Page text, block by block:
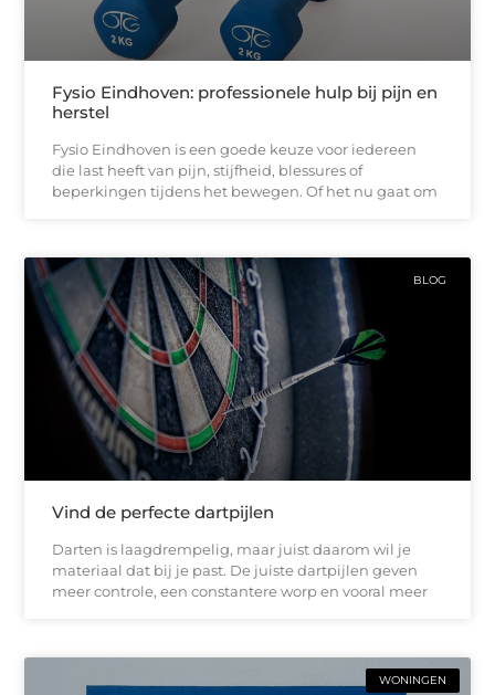
Fysio Eindhoven: professionele hulp bij pijn en
herstel
Fysio Eindhoven is een goede keuze voor iedereen
die last heeft van pijn, stijfheid, blessures of
beperkingen tijdens het bewegen. Of het nu gaat om
BLOG
Vind de perfecte dartpijlen
Darten is laagdrempelig, maar juist daarom wil je
materiaal dat bij je past. De juiste dartpijlen geven
meer controle, een constantere worp en vooral meer
WONINGEN